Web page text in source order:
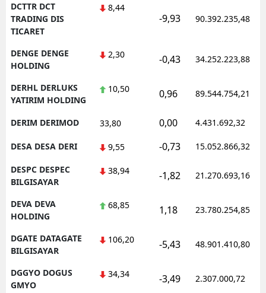
DCTTR DCT
TRADING DIS
TICARET
8,44
-9,93 90.392.235,48
DENGE DENGE
HOLDING
2,30 -0,43 34.252.223,88
DERHL DERLUKS
YATIRIM HOLDING
10,50 0,96 89.544.754,21
DERIM DERIMOD 33,80 0,00 4.431.692,32
DESA DESA DERI 9,55 -0,73 15.052.866,32
DESPC DESPEC
BILGISAYAR
38,94 -1,82 21.270.693,16
DEVA DEVA
HOLDING
68,85 1,18 23.780.254,85
DGATE DATAGATE
BILGISAYAR
106,20 -5,43 48.901.410,80
DGGYO DOGUS
GMYO
34,34 -3,49 2.307.000,72